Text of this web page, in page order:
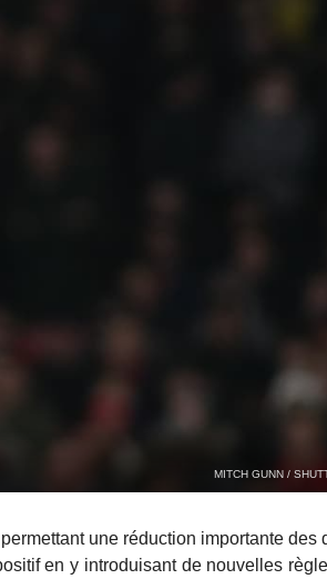
MITCH GUNN /
une réduction importante des
en y introduisant de nouvelles